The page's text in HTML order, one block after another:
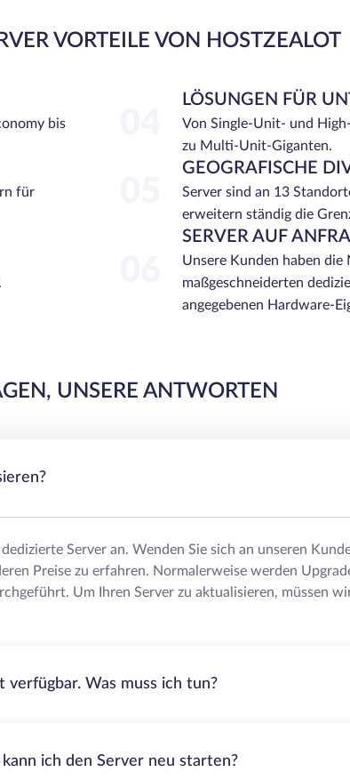
VORTEILE VON HOSTZEALOT
bis
LÖSUNGEN FÜR
Von Single-Unit- und
zu Multi-Unit-Giganten.
für
GEOGRAFISCHE
Server sind an 13
erweitern ständig die
SERVER AUF
Unsere Kunden haben die
maßgeschneiderten
angegebenen Hardware-
UNSERE ANTWORTEN
Server an. Wenden Sie sich an unseren
Preise zu erfahren. Normalerweise werden
Um Ihren Server zu aktualisieren, müssen
verfügbar. Was muss ich tun?
ich den Server neu starten?